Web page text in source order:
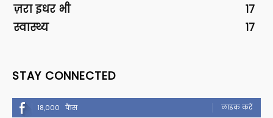
ज़रा इधर भी
17
स्वास्थ्य
17
STAY CONNECTED
18,000 फैंस लाइक करें